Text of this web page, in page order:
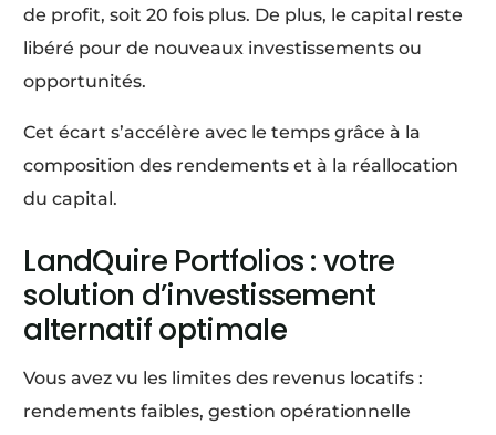
de profit, soit 20 fois plus. De plus, le capital reste
libéré pour de nouveaux investissements ou
opportunités.
Cet écart s’accélère avec le temps grâce à la
composition des rendements et à la réallocation
du capital.
LandQuire Portfolios : votre
solution d’investissement
alternatif optimale
Vous avez vu les limites des revenus locatifs :
rendements faibles, gestion opérationnelle